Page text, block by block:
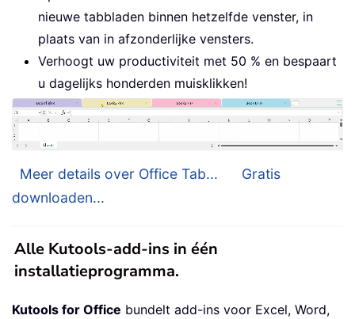
nieuwe tabbladen binnen hetzelfde venster, in
plaats van in afzonderlijke vensters.
Verhoogt uw productiviteit met 50 % en bespaart
u dagelijks honderden muisklikken!
Meer details over Office Tab...
Gratis
downloaden...
Alle Kutools-add-ins in één
installatieprogramma.
Kutools for Office bundelt add-ins voor Excel, Word,